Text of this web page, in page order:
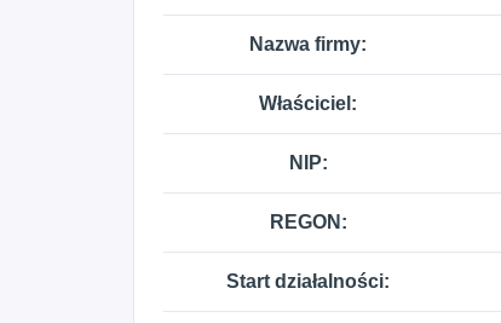
Nazwa firmy:
Właściciel:
NIP:
REGON:
Start działalności: